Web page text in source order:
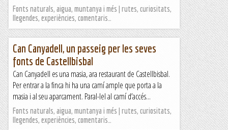
Fonts naturals, aigua, muntanya i més | rutes, curiositats,
llegendes, experiències, comentaris…
Can Canyadell, un passeig per les seves
fonts de Castellbisbal
Can Canyadell es una masia, ara restaurant de Castellbisbal.
Per entrar a la finca hi ha una camí ample que porta a la
masia i al seu aparcament. Paral-lel al camí d’accés...
Fonts naturals, aigua, muntanya i més | rutes, curiositats,
llegendes, experiències, comentaris…